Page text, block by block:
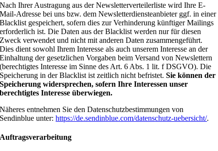
Nach Ihrer Austragung aus der Newsletterverteilerliste wird Ihre E-
Mail-Adresse bei uns bzw. dem Newsletterdiensteanbieter ggf. in einer
Blacklist gespeichert, sofern dies zur Verhinderung künftiger Mailings
erforderlich ist. Die Daten aus der Blacklist werden nur für diesen
Zweck verwendet und nicht mit anderen Daten zusammengeführt.
Dies dient sowohl Ihrem Interesse als auch unserem Interesse an der
Einhaltung der gesetzlichen Vorgaben beim Versand von Newslettern
(berechtigtes Interesse im Sinne des Art. 6 Abs. 1 lit. f DSGVO). Die
Speicherung in der Blacklist ist zeitlich nicht befristet.Sie können der
Speicherung widersprechen, sofern Ihre Interessen unser
berechtigtes Interesse überwiegen.
Näheres entnehmen Sie den Datenschutzbestimmungen von
Sendinblue unter:https://de.sendinblue.com/datenschutz-uebersicht/.
Auftragsverarbeitung